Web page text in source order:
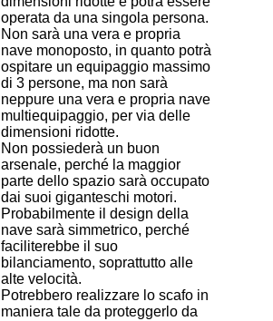
operata da una singola persona.
Non sarà una vera e propria
nave monoposto, in quanto potrà
ospitare un equipaggio massimo
di 3 persone, ma non sarà
neppure una vera e propria nave
multiequipaggio, per via delle
dimensioni ridotte.
Non possiederà un buon
arsenale, perché la maggior
parte dello spazio sarà occupato
dai suoi giganteschi motori.
Probabilmente il design della
nave sarà simmetrico, perché
faciliterebbe il suo
bilanciamento, soprattutto alle
alte velocità.
Potrebbero realizzare lo scafo in
maniera tale da proteggerlo da